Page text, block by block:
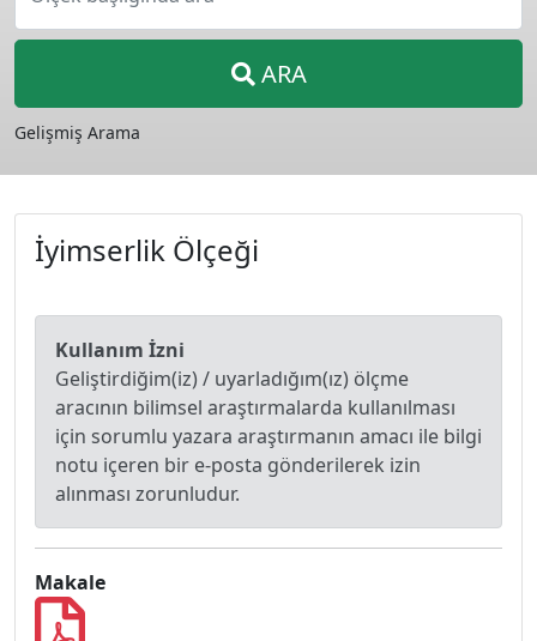
ARA
Gelişmiş Arama
İyimserlik Ölçeği
Kullanım İzni
Geliştirdiğim(iz) / uyarladığım(ız) ölçme
aracının bilimsel araştırmalarda kullanılması
için sorumlu yazara araştırmanın amacı ile bilgi
notu içeren bir e-posta gönderilerek izin
alınması zorunludur.
Makale